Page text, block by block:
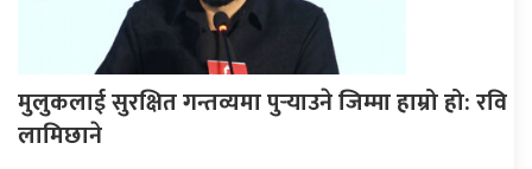
मुलुकलाई सुरक्षित गन्तव्यमा पुर्‍याउने जिम्मा हाम्रो हो: रवि
लामिछाने